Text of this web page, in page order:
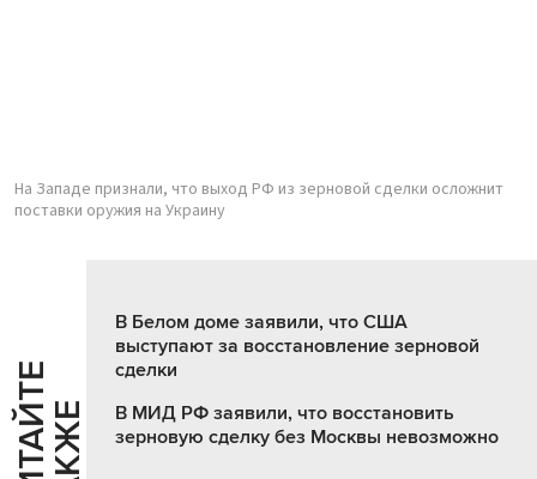
На Западе признали, что выход РФ из зерновой сделки осложнит
поставки оружия на Украину
Ч
И
Т
А
Т
Е
Т
А
К
Ж
В Белом доме заявили, что США
выступают за восстановление зерновой
сделки
В МИД РФ заявили, что восстановить
зерновую сделку без Москвы невозможно